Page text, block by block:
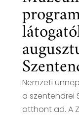
Nemzeti
a szentendrei
otthont ad. A